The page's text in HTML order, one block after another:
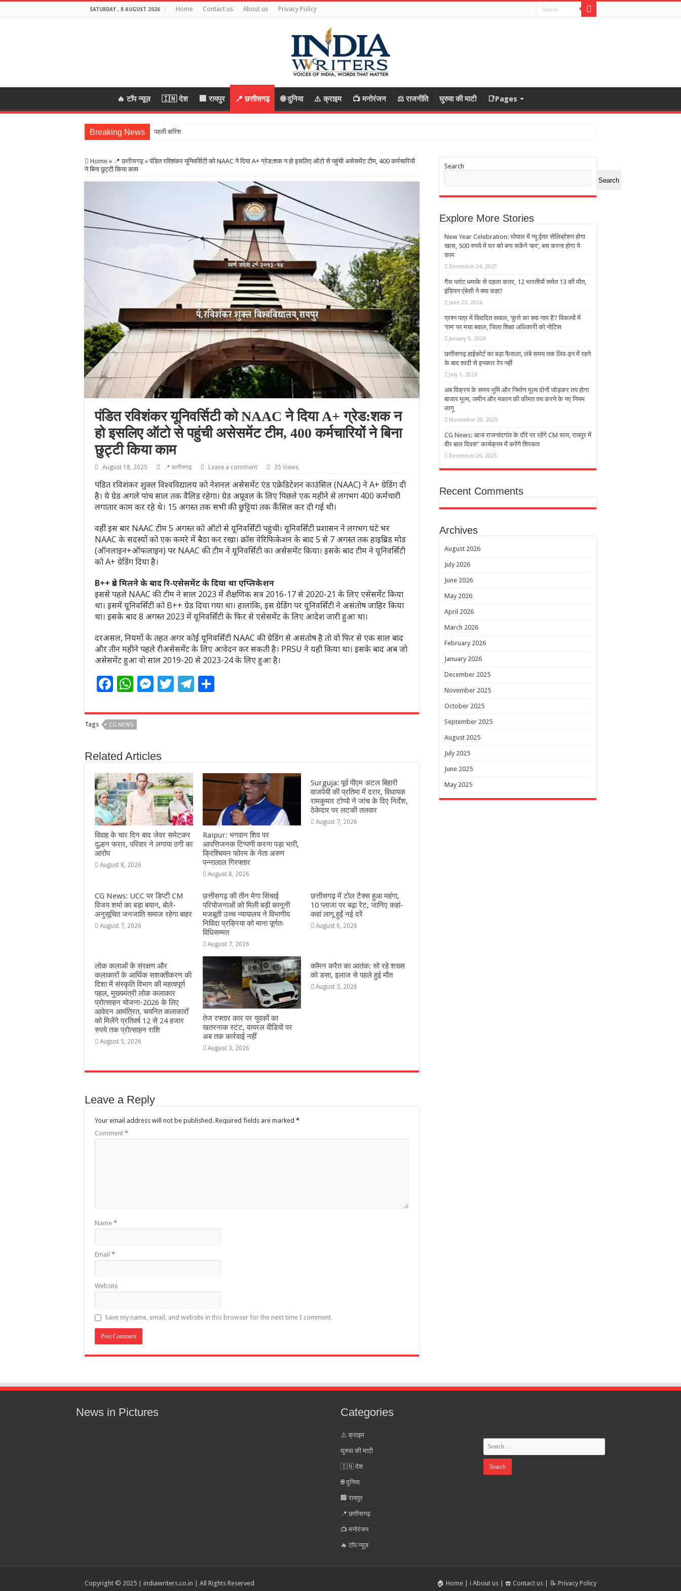
SATURDAY , 8 AUGUST 2026 Home Contact us About us Privacy Policy
🔥 टॉप न्यूज़ 🇮🇳 देश 🏢 रायपुर 📍 छत्तीसगढ़ 🌐 दुनिया ⚠️ क्राइम 📺 मनोरंजन ⚖️ राजनीति घुरुवा की माटी 📑Pages
Breaking News पहली बारिश में टूटा 19 लाख की
Home » 📍 छत्तीसगढ़ » पंडित रविशंकर यूनिवर्सिटी को NAAC ने दिया A+ ग्रेड:शक न हो इसलिए ऑटो से पहुंची असेसमेंट टीम, 400 कर्मचारियों
ने बिना छुट्टी किया काम
पंडित रविशंकर यूनिवर्सिटी को NAAC ने दिया A+ ग्रेड:शक न
हो इसलिए ऑटो से पहुंची असेसमेंट टीम, 400 कर्मचारियों ने बिना
छुट्टी किया काम
August 18, 2025 📍 छत्तीसगढ़ Leave a comment 35 Views
पंडित रविशंकर शुक्ल विश्वविद्यालय को नेशनल असेसमेंट एंड एक्रेडिटेशन काउंसिल (NAAC) ने A+ ग्रेडिंग दी
है। ये ग्रेड अगले पांच साल तक वैलिड रहेगा। ग्रेड अप्रूवल के लिए पिछले एक महीने से लगभग 400 कर्मचारी
लगातार काम कर रहे थे। 15 अगस्त तक सभी की छुट्टियां तक कैंसिल कर दी गई थी।
वहीं इस बार NAAC टीम 5 अगस्त को ऑटो से यूनिवर्सिटी पहुंची। यूनिवर्सिटी प्रशासन ने लगभग घंटे भर
NAAC के सदस्यों को एक कमरे में बैठा कर रखा। क्रॉस वेरिफिकेशन के बाद 5 से 7 अगस्त तक हाइब्रिड मोड
(ऑनलाइन+ऑफलाइन) पर NAAC की टीम ने यूनिवर्सिटी का असेसमेंट किया। इसके बाद टीम ने यूनिवर्सिटी
को A+ ग्रेडिंग दिया है।
B++ ग्रेड मिलने के बाद रि-एसेसमेंट के दिया था एप्लिकेशन
इससे पहले NAAC की टीम ने साल 2023 में शैक्षणिक सत्र 2016-17 से 2020-21 के लिए एसेसमेंट किया
था। इसमें यूनिवर्सिटी को B++ ग्रेड दिया गया था। हालांकि, इस ग्रेडिंग पर यूनिवर्सिटी ने असंतोष जाहिर किया
था। इसके बाद 8 अगस्त 2023 में यूनिवर्सिटी के फिर से एसेसमेंट के लिए आदेश जारी हुआ था।
दरअसल, नियमों के तहत अगर कोई यूनिवर्सिटी NAAC की ग्रेडिंग से असंतोष है तो वो फिर से एक साल बाद
और तीन महीने पहले रीअसेसमेंट के लिए आवेदन कर सकती है। PRSU ने यही किया था। इसके बाद अब जाे
असेसमेंट हुआ वो साल 2019-20 से 2023-24 के लिए हुआ है।
F
c
e
b
o
o
k
W
at
s
A
p
p
M
ss
n
g
e
r
T
itt
T
e ar
Tags CG NEWS
Related Articles
विवाह के चार दिन बाद जेवर समेटकर
दुल्हन फरार, परिवार ने लगाया ठगी का
आरोप
August 8, 2026
Raipur: भगवान शिव पर
आपत्तिजनक टिप्पणी करना पड़ा भारी,
क्रिश्चियन फोरम के नेता अरुण
पन्नालाल गिरफ्तार
August 8, 2026
Surguja: पूर्व पीएम अटल बिहारी
वाजपेयी की प्रतिमा में दरार, विधायक
रामकुमार टोप्पो ने जांच के दिए निर्देश,
ठेकेदार पर लटकी तलवार
August 7, 2026
CG News: UCC पर डिप्टी CM
विजय शर्मा का बड़ा बयान, बोले-
अनुसूचित जनजाति समाज रहेगा बाहर
August 7, 2026
छत्तीसगढ़ की तीन मेगा सिंचाई
परियोजनाओं को मिली बड़ी कानूनी
मजबूती उच्च न्यायालय ने विभागीय
निविदा प्रक्रिया को माना पूर्णतः
विधिसम्मत
August 7, 2026
छत्तीसगढ़ में टोल टैक्स हुआ महंगा,
10 प्लाजा पर बढ़ा रेट, जानिए कहां-
कहां लागू हुईं नई दरें
August 6, 2026
लोक कलाओं के संरक्षण और
कलाकारों के आर्थिक सशक्तीकरण की
दिशा में संस्कृति विभाग की महत्वपूर्ण
पहल, मुख्यमंत्री लोक कलाकार
प्रोत्साहन योजना-2026 के लिए
आवेदन आमंत्रित, चयनित कलाकारों
को मिलेंगे प्रतिवर्ष 12 से 24 हजार
रुपये तक प्रोत्साहन राशि
August 5, 2026
तेज रफ्तार कार पर युवकों का
खतरनाक स्टंट, वायरल वीडियो पर
अब तक कार्रवाई नहीं
August 3, 2026
कॉमन करैत का आतंक: सो रहे शख्स
को डसा, इलाज से पहले हुई मौत
August 3, 2026
Leave a Reply
Your email address will not be published. Required fields are marked *
Comment *
Name *
Email *
Website
Save my name, email, and website in this browser for the next time I comment.
Search
Search
Explore More Stories
New Year Celebration: भोपाल में न्यू ईयर सेलिब्रेशन होगा
खास, 500 रुपये में घर को बना सकेंगे ‘बार’, बस करना होगा ये
काम
December 24, 2025
गैस प्लांट धमाके से दहला कतर, 12 भारतीयों समेत 13 की मौत,
इंडियन एंबेसी ने क्या कहा?
June 23, 2026
प्रश्न पत्र में विवादित सवाल, ‘कुत्ते का क्या नाम है’? विकल्पों में
‘राम’ पर मचा बवाल, जिला शिक्षा अधिकारी को नोटिस
January 9, 2026
छत्तीसगढ़ हाईकोर्ट का बड़ा फैसला, लंबे समय तक लिव-इन में रहने
के बाद शादी से इनकार रेप नहीं
July 1, 2026
अब विक्रय के समय भूमि और निर्माण मूल्य दोनों जोड़कर तय होगा
बाजार मूल्य, जमीन और मकान की कीमत तय करने के नए नियम
लागू
November 20, 2025
CG News: आज राजनांदगांव के दौरे पर रहेंगे CM साय, रायपुर में
वीर बाल दिवस” कार्यक्रम में करेंगे शिरकत
December 26, 2025
Recent Comments
Archives
August 2026
July 2026
June 2026
May 2026
April 2026
March 2026
February 2026
January 2026
December 2025
November 2025
October 2025
September 2025
August 2025
July 2025
June 2025
May 2025
News in Pictures Categories
⚠️ क्राइम
घुरुवा की माटी
🇮🇳 देश
🌐 दुनिया
🏢 रायपुर
📍 छत्तीसगढ़
📺 मनोरंजन
🔥 टॉप न्यूज़
🏠 Home ℹ️ About us ☎️ Contact us 📝 Privacy Policy
Copyright © 2025 | indiawriters.co.in | All Rights Reserved